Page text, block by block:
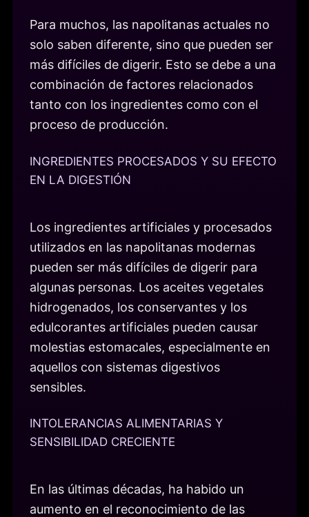
Para muchos, las napolitanas actuales no
solo saben diferente, sino que pueden ser
más difíciles de digerir. Esto se debe a una
combinación de factores relacionados
tanto con los ingredientes como con el
proceso de producción.
INGREDIENTES PROCESADOS Y SU EFECTO
EN LA DIGESTIÓN
Los ingredientes artificiales y procesados
utilizados en las napolitanas modernas
pueden ser más difíciles de digerir para
algunas personas. Los aceites vegetales
hidrogenados, los conservantes y los
edulcorantes artificiales pueden causar
molestias estomacales, especialmente en
aquellos con sistemas digestivos
sensibles.
INTOLERANCIAS ALIMENTARIAS Y
SENSIBILIDAD CRECIENTE
En las últimas décadas, ha habido un
aumento en el reconocimiento de las